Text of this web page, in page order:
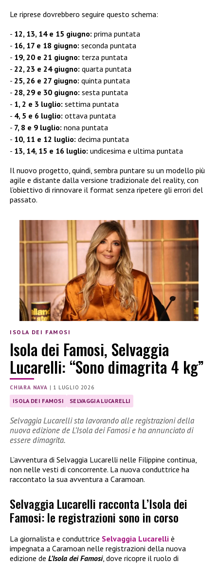
Le riprese dovrebbero seguire questo schema:
12, 13, 14 e 15 giugno: prima puntata
16, 17 e 18 giugno: seconda puntata
19, 20 e 21 giugno: terza puntata
22, 23 e 24 giugno: quarta puntata
25, 26 e 27 giugno: quinta puntata
28, 29 e 30 giugno: sesta puntata
1, 2 e 3 luglio: settima puntata
4, 5 e 6 luglio: ottava puntata
7, 8 e 9 luglio: nona puntata
10, 11 e 12 luglio: decima puntata
13, 14, 15 e 16 luglio: undicesima e ultima puntata
Il nuovo progetto, quindi, sembra puntare su un modello più
agile e distante dalla versione tradizionale del reality, con
l’obiettivo di rinnovare il format senza ripetere gli errori del
passato.
ISOLA DEI FAMOSI
Isola dei Famosi, Selvaggia
Lucarelli: “Sono dimagrita 4 kg”
CHIARA NAVA | 1 LUGLIO 2026
ISOLA DEI FAMOSI SELVAGGIA LUCARELLI
Selvaggia Lucarelli sta lavorando alle registrazioni della
nuova edizione de L’Isola dei Famosi e ha annunciato di
essere dimagrita.
L’avventura di Selvaggia Lucarelli nelle Filippine continua,
non nelle vesti di concorrente. La nuova conduttrice ha
raccontato la sua avventura a Caramoan.
Selvaggia Lucarelli racconta L’Isola dei
Famosi: le registrazioni sono in corso
La giornalista e conduttrice Selvaggia Lucarelli è
impegnata a Caramoan nelle registrazioni della nuova
edizione de L’Isola dei Famosi, dove ricopre il ruolo di